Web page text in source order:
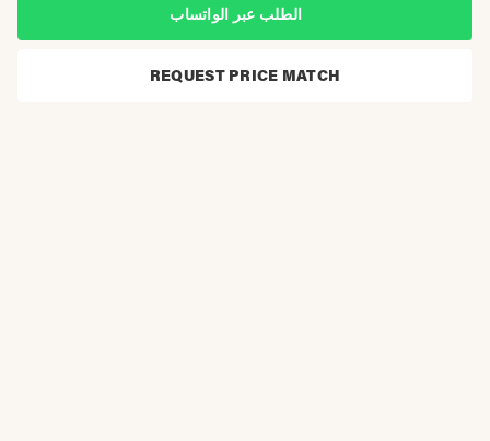
الطلب عبر الواتساب
REQUEST PRICE MATCH